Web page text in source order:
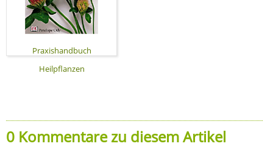
Praxishandbuch
Heilpflanzen
0 Kommentare zu diesem Artikel